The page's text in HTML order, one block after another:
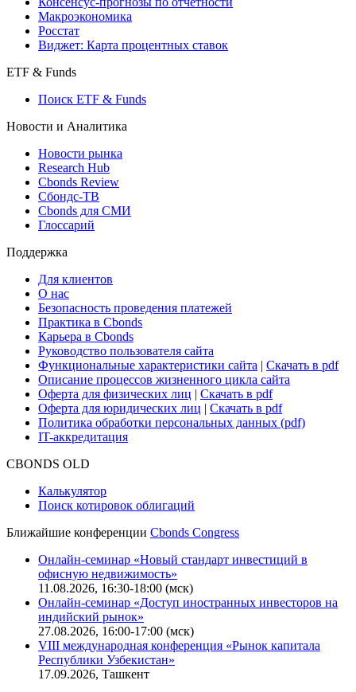
Страницы стран
Создать индекс
Консенсусы
Макроэкономика
Виджет: Карта процентных ставок
ETF & Funds
Поиск ETF & Funds
Новости и Аналитика
Новости рынка
Research Hub
Сбондс-ТВ
Глоссарий
Поддержка
Для клиентов
О нас
Безопасность проведения платежей
Практика в Cbonds
Карьера в Cbonds
Руководство пользователя сайта
Функциональные характеристики сайта|Скачать в pdf
Описание процессов жизненного цикла сайта
Оферта для юридических лиц
IT-аккредитация
Поиск котировок облигаций
Ближайшие конференцииCbonds Congress
Онлайн-семинар «Новый стандарт инвестиций в
офисную недвижимость»
11.08.2026, 16:30-18:00 (мск)
Онлайн-семинар «Доступ иностранных инвесторов на
индийский рынок»